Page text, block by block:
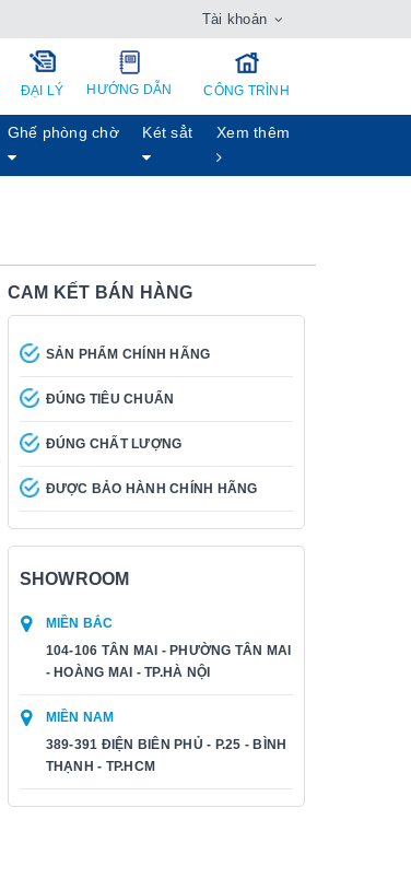
Tài khoản
ĐẠI LÝ HƯỚNG DẪN CÔNG TRÌNH
Ghế phòng chờ Két sẳt Xem thêm
CAM KẾT BÁN HÀNG
SẢN PHẨM CHÍNH HÃNG
ĐÚNG TIÊU CHUẨN
ĐÚNG CHẤT LƯỢNG
ĐƯỢC BẢO HÀNH CHÍNH HÃNG
SHOWROOM
MIỀN BẮC
104-106 TÂN MAI - PHƯỜNG TÂN MAI
- HOÀNG MAI - TP.HÀ NỘI
MIỀN NAM
389-391 ĐIỆN BIÊN PHỦ - P.25 - BÌNH
THẠNH - TP.HCM